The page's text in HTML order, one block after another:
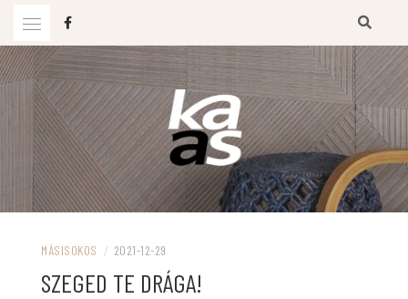
tartalomhoz
KAAS BLOG
MÁSISOKOS / 2021-12-29
SZEGED TE DRÁGA!